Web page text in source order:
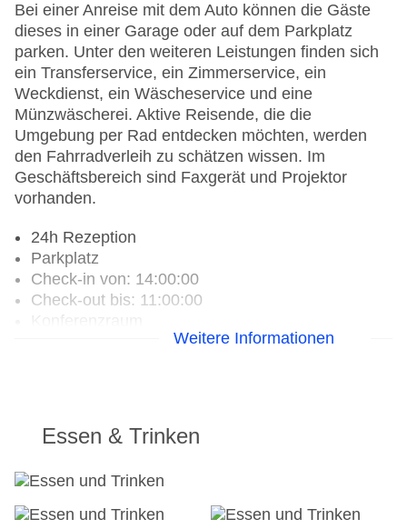
Bei einer Anreise mit dem Auto können die Gäste
dieses in einer Garage oder auf dem Parkplatz
parken. Unter den weiteren Leistungen finden sich
ein Transferservice, ein Zimmerservice, ein
Weckdienst, ein Wäscheservice und eine
Münzwäscherei. Aktive Reisende, die die
Umgebung per Rad entdecken möchten, werden
den Fahrradverleih zu schätzen wissen. Im
Geschäftsbereich sind Faxgerät und Projektor
vorhanden.
24h Rezeption
Parkplatz
Check-in von: 14:00:00
Check-out bis: 11:00:00
Konferenzraum
Lift
Anzahl der Aufzüge: 2
Zimmerservice
Gesamtanzahl der Zimmer: 70
Weitere Informationen
Essen & Trinken